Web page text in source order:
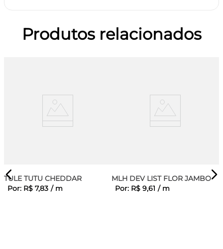
Produtos relacionados
TULE TUTU CHEDDAR
Por: R$ 7,83 / m
MLH DEV LIST FLOR JAMBO
Por: R$ 9,61 / m